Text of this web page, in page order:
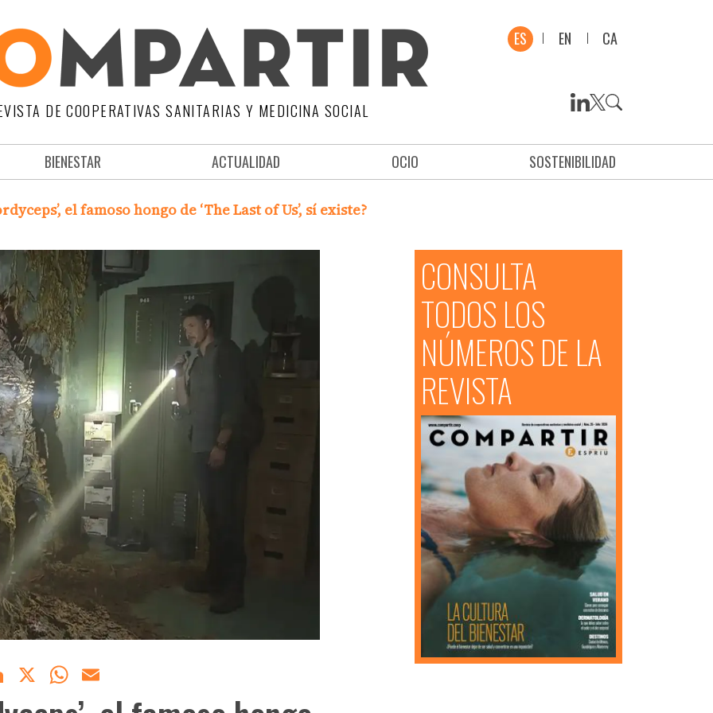
DE COOPERATIVAS SANITARIAS Y MEDICINA SOCIAL
ES EN CA
BIENESTAR ACTUALIDAD OCIO SOSTENIBILIDAD
el famoso hongo de ‘The Last of Us’, sí existe?
LinkedIn
X WhatsApp
CONSULTA
TODOS LOS
NÚMEROS DE LA
REVISTA